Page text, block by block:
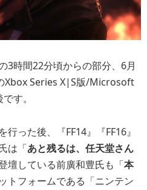
3時間22分頃からの部分、6月
Xbox Series X|S版/Microsoft
す。
った後、『FF14』『FF16』
は「あと残るは、任天堂さん
壇している前廣和豊氏も「本
トフォームである「ニンテン